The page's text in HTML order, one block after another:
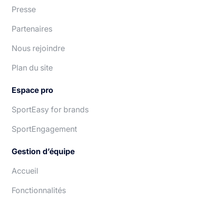
Presse
Partenaires
Nous rejoindre
Plan du site
Espace pro
SportEasy for brands
SportEngagement
Gestion d’équipe
Accueil
Fonctionnalités